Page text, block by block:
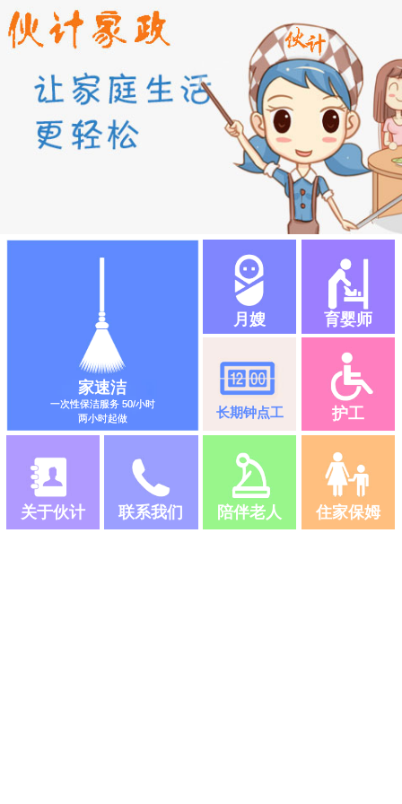
家速洁
一次性保洁服务 50/小时
两小时起做
月嫂 育婴师
长期钟点工 护工
关于伙计 联系我们 陪伴老人 住家保姆